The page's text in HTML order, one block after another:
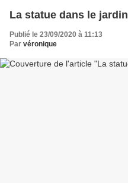
La statue dans le jardin
Publié le 23/09/2020 à 11:13
Par véronique